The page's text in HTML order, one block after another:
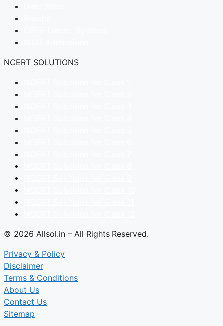
NCERT SOLUTIONS
© 2026 Allsol.in – All Rights Reserved.
Privacy & Policy
Disclaimer
Terms & Conditions
About Us
Contact Us
Sitemap